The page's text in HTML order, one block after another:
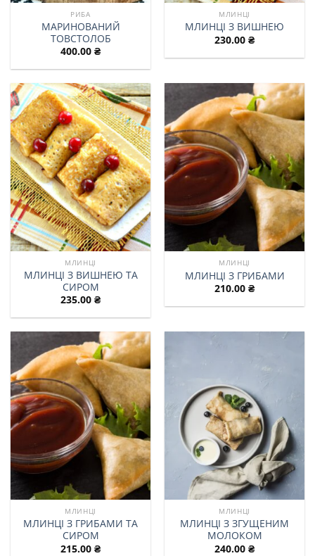
РИБА
МАРИНОВАНИЙ
ТОВСТОЛОБ
400.00 ₴
МЛИНЦІ
МЛИНЦІ З ВИШНЕЮ
230.00 ₴
МЛИНЦІ
МЛИНЦІ З ВИШНЕЮ ТА
СИРОМ
235.00 ₴
МЛИНЦІ
МЛИНЦІ З ГРИБАМИ
210.00 ₴
МЛИНЦІ
МЛИНЦІ З ГРИБАМИ ТА
СИРОМ
215.00 ₴
МЛИНЦІ
МЛИНЦІ З ЗГУЩЕНИМ
МОЛОКОМ
240.00 ₴